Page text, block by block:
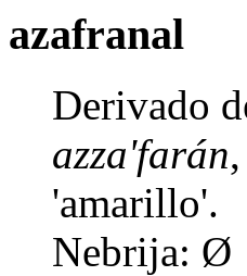
azafranal
Derivado
azza'farán
'amarillo'.
Nebrija: Ø